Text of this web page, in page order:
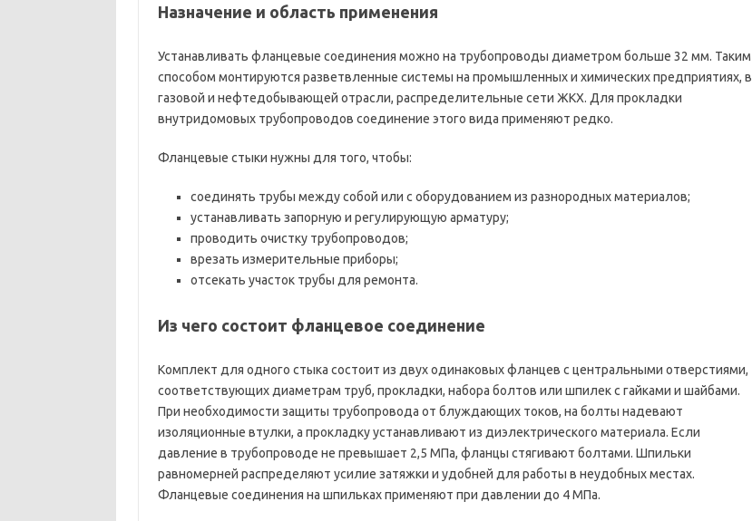
Назначение и область применения
Устанавливать фланцевые соединения можно на трубопроводы диаметром больше 32 мм. Таким
способом монтируются разветвленные системы на промышленных и химических предприятиях, в
газовой и нефтедобывающей отрасли, распределительные сети ЖКХ. Для прокладки
внутридомовых трубопроводов соединение этого вида применяют редко.
Фланцевые стыки нужны для того, чтобы:
соединять трубы между собой или с оборудованием из разнородных материалов;
устанавливать запорную и регулирующую арматуру;
проводить очистку трубопроводов;
врезать измерительные приборы;
отсекать участок трубы для ремонта.
Из чего состоит фланцевое соединение
Комплект для одного стыка состоит из двух одинаковых фланцев с центральными отверстиями,
соответствующих диаметрам труб, прокладки, набора болтов или шпилек с гайками и шайбами.
При необходимости защиты трубопровода от блуждающих токов, на болты надевают
изоляционные втулки, а прокладку устанавливают из диэлектрического материала. Если
давление в трубопроводе не превышает 2,5 МПа, фланцы стягивают болтами. Шпильки
равномерней распределяют усилие затяжки и удобней для работы в неудобных местах.
Фланцевые соединения на шпильках применяют при давлении до 4 МПа.